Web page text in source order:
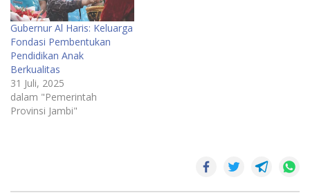
Gubernur Al Haris: Keluarga
Fondasi Pembentukan
Pendidikan Anak
Berkualitas
31 Juli, 2025
dalam "Pemerintah
Provinsi Jambi"